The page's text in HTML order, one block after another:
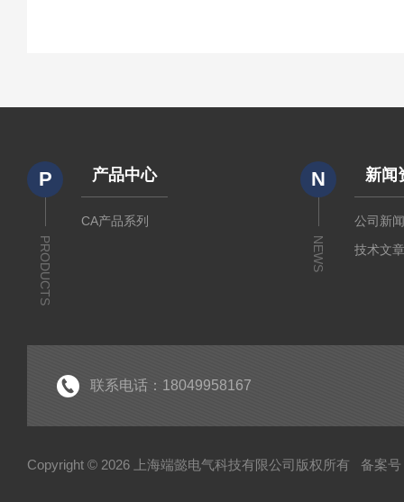
P
PRODUCTS
产品中心
CA产品系列
N
NEWS
新闻
公司新
技术文
联系电话：18049958167
Copyright © 2026 上海端懿电气科技有限公司版权所有 备案号